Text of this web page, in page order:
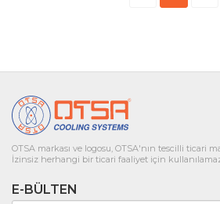
OTSA markası ve logosu, OTSA'nın tescilli ticari
İzinsiz herhangi bir ticari faaliyet için
E-BÜLTEN